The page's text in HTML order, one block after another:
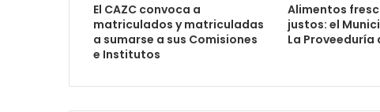
El CAZC convoca a
matriculados y matriculadas
a sumarse a sus Comisiones
e Institutos
Alimentos
justos: el
La Proveeduría